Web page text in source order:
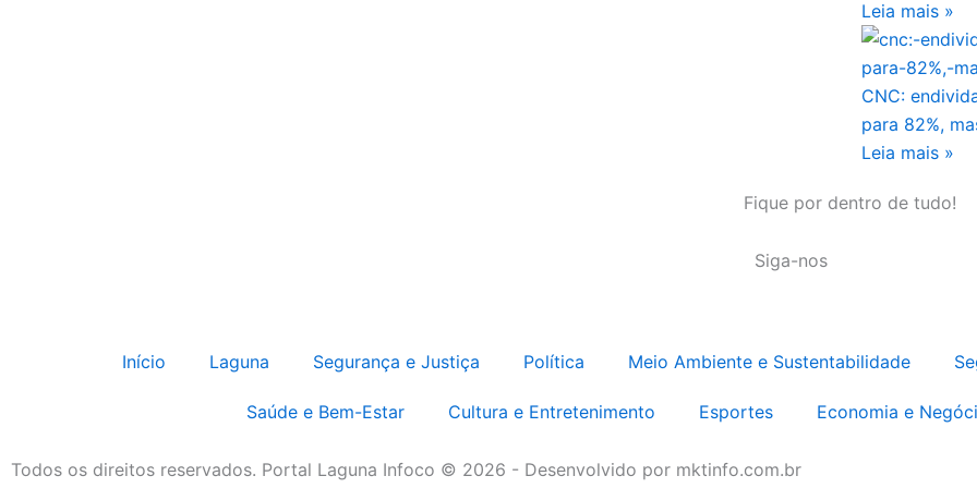
Leia mais »
CNC:
para 82%,
Leia mais »
Fique por dentro de tudo!
Siga-nos
Início Laguna Segurança e Justiça Política Meio Ambiente e Sustentabilidade
Saúde e Bem-Estar Cultura e Entretenimento Esportes Economia e
Todos os direitos reservados. Portal Laguna Infoco © 2026 - Desenvolvido por mktinfo.com.br